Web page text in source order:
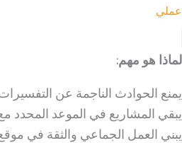
عملي
لماذا هو مهم:
يمنع الحوادث الناجمة عن
يبقي المشاريع في الموعد المحدد
يبني العمل الجماعي والثقة في